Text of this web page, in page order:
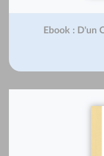
Ebook : D'un